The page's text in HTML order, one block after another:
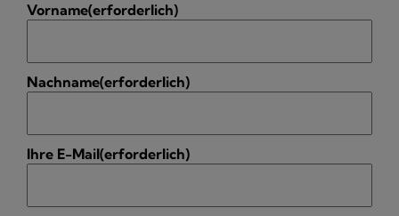
Vorname(erforderlich)
Nachname(erforderlich)
Ihre E-Mail(erforderlich)